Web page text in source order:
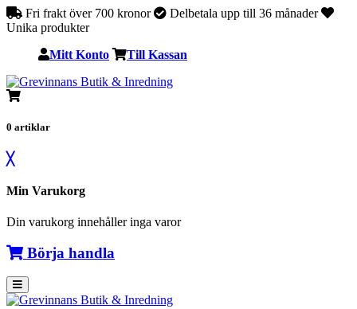
Fri frakt över 700 kronor
Delbetala upp till 36 månader
Unika produkter
Mitt Konto Till Kassan
0 artiklar
╳
Min Varukorg
Din varukorg innehåller inga varor
Börja handla